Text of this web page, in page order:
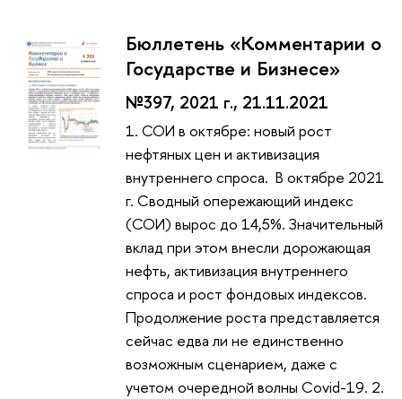
Бюллетень «Комментарии о
Государстве и Бизнесе»
№397, 2021 г., 21.11.2021
1. СОИ в октябре: новый рост
нефтяных цен и активизация
внутреннего спроса. В октябре 2021
г. Сводный опережающий индекс
(СОИ) вырос до 14,5%. Значительный
вклад при этом внесли дорожающая
нефть, активизация внутреннего
спроса и рост фондовых индексов.
Продолжение роста представляется
сейчас едва ли не единственно
возможным сценарием, даже с
учетом очередной волны Covid-19. 2.